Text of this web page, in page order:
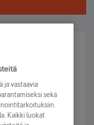
voita!
arvonnassa.
ja vastaavia
sekä
Kaikki luokat